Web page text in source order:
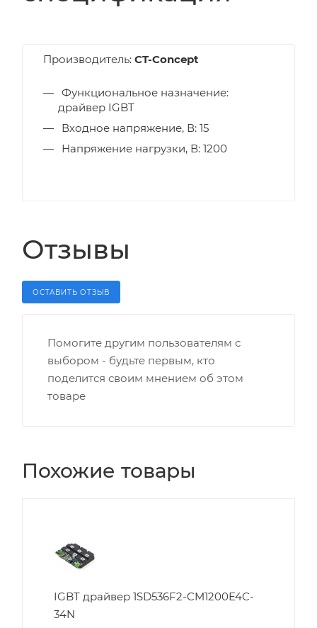
Производитель: CT-Concept
Функциональное назначение:
драйвер IGBT
Входное напряжение, В: 15
Напряжение нагрузки, В: 1200
Отзывы
ОСТАВИТЬ ОТЗЫВ
Помогите другим пользователям с
выбором - будьте первым, кто
поделится своим мнением об этом
товаре
Похожие товары
IGBT драйвер 1SD536F2-CM1200E4C-
34N